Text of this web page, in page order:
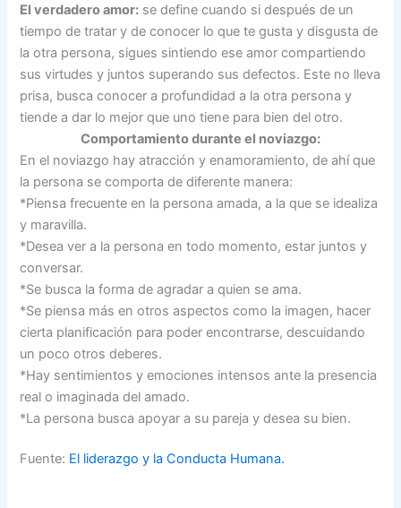
El verdadero amor: se define cuando si después de un
tiempo de tratar y de conocer lo que te gusta y disgusta de
la otra persona, sigues sintiendo ese amor compartiendo
sus virtudes y juntos superando sus defectos. Este no lleva
prisa, busca conocer a profundidad a la otra persona y
tiende a dar lo mejor que uno tiene para bien del otro.
Comportamiento durante el noviazgo:
En el noviazgo hay atracción y enamoramiento, de ahí que
la persona se comporta de diferente manera:
*Piensa frecuente en la persona amada, a la que se idealiza
y maravilla.
*Desea ver a la persona en todo momento, estar juntos y
conversar.
*Se busca la forma de agradar a quien se ama.
*Se piensa más en otros aspectos como la imagen, hacer
cierta planificación para poder encontrarse, descuidando
un poco otros deberes.
*Hay sentimientos y emociones intensos ante la presencia
real o imaginada del amado.
*La persona busca apoyar a su pareja y desea su bien.
Fuente: El liderazgo y la Conducta Humana.